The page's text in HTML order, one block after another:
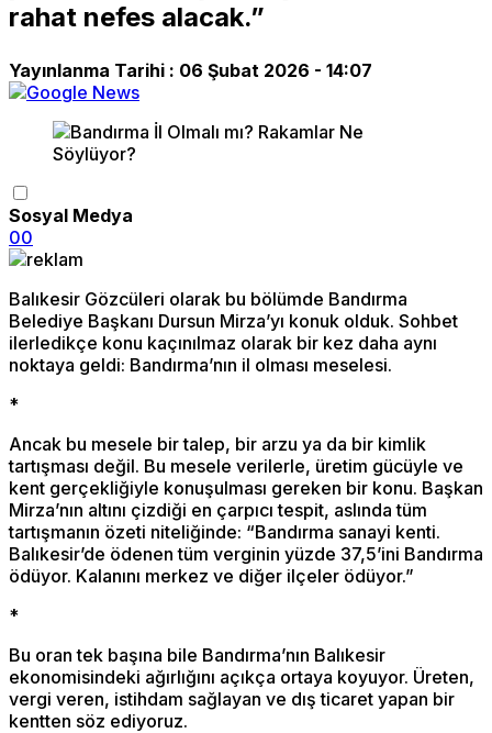
rahat nefes alacak.”
Yayınlanma Tarihi : 06 Şubat 2026 - 14:07
Sosyal Medya
00
Balıkesir Gözcüleri olarak bu bölümde Bandırma
Belediye Başkanı Dursun Mirza’yı konuk olduk. Sohbet
ilerledikçe konu kaçınılmaz olarak bir kez daha aynı
noktaya geldi: Bandırma’nın il olması meselesi.
*
Ancak bu mesele bir talep, bir arzu ya da bir kimlik
tartışması değil. Bu mesele verilerle, üretim gücüyle ve
kent gerçekliğiyle konuşulması gereken bir konu. Başkan
Mirza’nın altını çizdiği en çarpıcı tespit, aslında tüm
tartışmanın özeti niteliğinde: “Bandırma sanayi kenti.
Balıkesir’de ödenen tüm verginin yüzde 37,5’ini Bandırma
ödüyor. Kalanını merkez ve diğer ilçeler ödüyor.”
*
Bu oran tek başına bile Bandırma’nın Balıkesir
ekonomisindeki ağırlığını açıkça ortaya koyuyor. Üreten,
vergi veren, istihdam sağlayan ve dış ticaret yapan bir
kentten söz ediyoruz.